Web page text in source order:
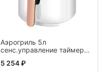
Аэрогриль 5л
сенс.управление таймер
5 254 ₽